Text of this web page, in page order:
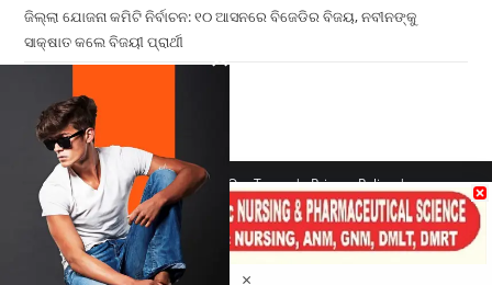
ଜିଲ୍ଲା ଯୋଜନା କମିଟି ନିର୍ବାଚନ: ୧୦ ଆସନରେ ବିଜେଡିର ବିଜୟ, ନବୀନଙ୍କୁ
ସାକ୍ଷାତ କଲେ ବିଜୟୀ ପ୍ରାର୍ଥୀ
Home Contact us Our Team
Privacy Policy
Terms & Conditions
Copyright 2026 - ATV Angul All Rights Reserved
Made with ❤️ By UPDIGIT
×
×